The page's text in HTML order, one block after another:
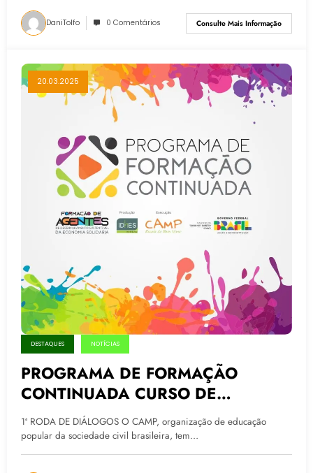
DaniTolfo 0 Comentários Consulte Mais Informação
20.03.2025
DESTAQUES NOTÍCIAS
PROGRAMA DE FORMAÇÃO
CONTINUADA CURSO DE
LIDERANÇA PARA O FAZER
SOLIDÁRIO
1ª RODA DE DIÁLOGOS O CAMP, organização de educação
popular da sociedade civil brasileira, tem…